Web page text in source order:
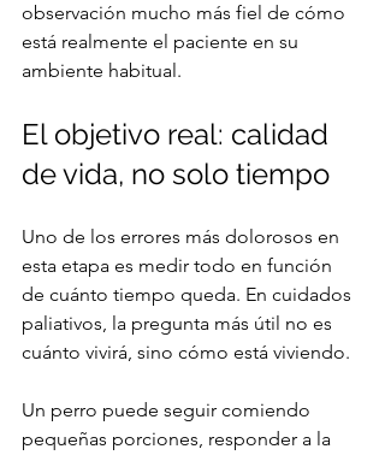
observación mucho más fiel de cómo
está realmente el paciente en su
ambiente habitual.
El objetivo real: calidad
de vida, no solo tiempo
Uno de los errores más dolorosos en
esta etapa es medir todo en función
de cuánto tiempo queda. En cuidados
paliativos, la pregunta más útil no es
cuánto vivirá, sino cómo está viviendo.
Un perro puede seguir comiendo
pequeñas porciones, responder a la